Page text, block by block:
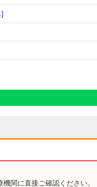
関に直接ご確認ください。